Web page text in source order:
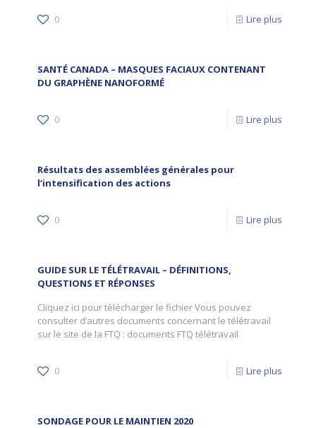
0 Lire plus
SANTÉ CANADA – MASQUES FACIAUX CONTENANT
DU GRAPHÈNE NANOFORMÉ
0 Lire plus
Résultats des assemblées générales pour
l’intensification des actions
0 Lire plus
GUIDE SUR LE TÉLÉTRAVAIL – DÉFINITIONS,
QUESTIONS ET RÉPONSES
Cliquez ici pour télécharger le fichier Vous pouvez
consulter d’autres documents concernant le télétravail
sur le site de la FTQ : documents FTQ télétravail
0 Lire plus
SONDAGE POUR LE MAINTIEN 2020